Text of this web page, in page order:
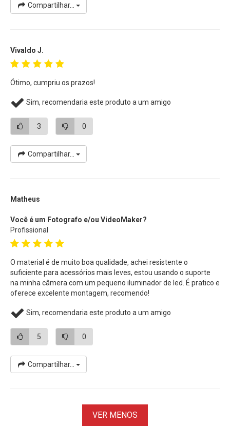
Compartilhar...
Vivaldo J.
Ótimo, cumpriu os prazos!
Sim, recomendaria este produto a um amigo
3 0
Compartilhar...
Matheus
Você é um Fotografo e/ou VideoMaker?
Profissional
O material é de muito boa qualidade, achei resistente o
suficiente para acessórios mais leves, estou usando o suporte
na minha câmera com um pequeno iluminador de led. É pratico e
oferece excelente montagem, recomendo!
Sim, recomendaria este produto a um amigo
5 0
Compartilhar...
VER MENOS